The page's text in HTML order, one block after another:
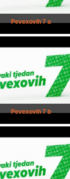
Pevexovih 7 a
Pevexovih 7 b